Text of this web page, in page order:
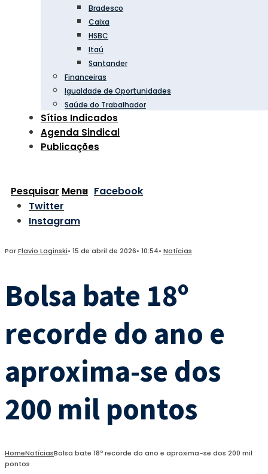
Bradesco
Caixa
HSBC
Itaú
Santander
Financeiras
Igualdade de Oportunidades
Saúde do Trabalhador
Sítios Indicados
Agenda Sindical
Publicações
Pesquisar Menu Facebook
Twitter
Instagram
PorFlavio Laginski• 15 de abril de 2026• 10:54• Notícias
Bolsa bate 18º
recorde do ano e
aproxima-se dos
200 mil pontos
HomeNotíciasBolsa bate 18º recorde do ano e aproxima-se dos 200 mil
pontos